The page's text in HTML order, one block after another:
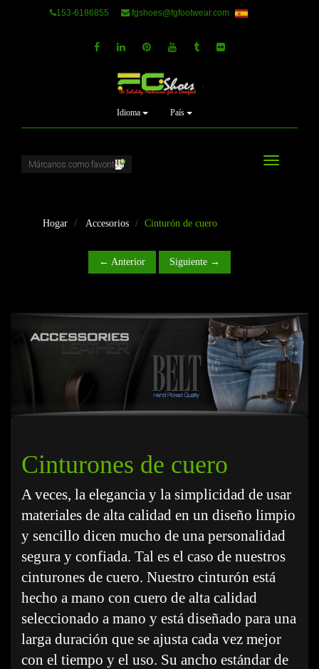
153-6186855 fgshoes@fgfootwear.com
Idioma País
Cambiar
Hogar Accesorios Cinturón de cuero
← Anterior Siguiente →
Cinturones de cuero
A veces, la elegancia y la simplicidad de usar
materiales de alta calidad en un diseño limpio
y sencillo dicen mucho de una personalidad
segura y confiada. Tal es el caso de nuestros
cinturones de cuero. Nuestro cinturón está
hecho a mano con cuero de alta calidad
seleccionado a mano y está diseñado para una
larga duración que se ajusta cada vez mejor
con el tiempo y el uso. Su ancho estándar de